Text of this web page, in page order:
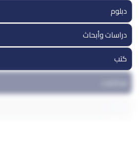
دبلوم
دراسات وأبحاث
كتب